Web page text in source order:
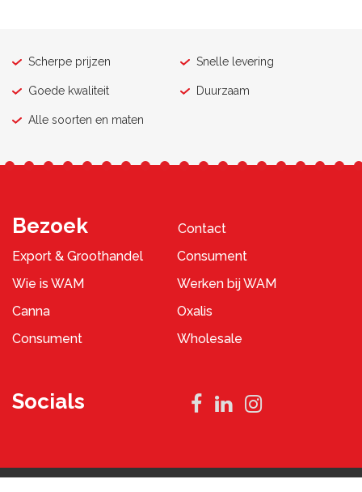
Scherpe prijzen Snelle levering
Goede kwaliteit Duurzaam
Alle soorten en maten
Bezoek
Contact
Export & Groothandel
Consument
Wie is WAM
Werken bij WAM
Canna
Oxalis
Consument
Wholesale
Socials